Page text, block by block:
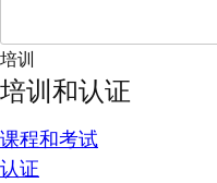
培训
培训和认证
课程和考试
认证